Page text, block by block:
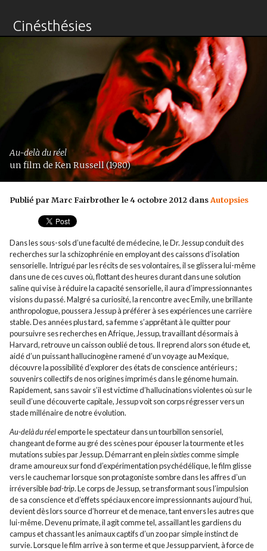
Cinésthésies
Au-delà du réel
un film de Ken Russell (1980)
Publié par Marc Fairbrother le 4 octobre 2012 dansAutopsies
Dans les sous-sols d’une faculté de médecine, le Dr. Jessup conduit des
recherches sur la schizophrénie en employant des caissons d’isolation
sensorielle. Intrigué par les récits de ses volontaires, il se glissera lui-même
dans une de ces cuves où, flottant des heures durant dans une solution
saline qui vise à réduire la capacité sensorielle, il aura d’impressionnantes
visions du passé. Malgré sa curiosité, la rencontre avec Emily, une brillante
anthropologue, poussera Jessup à préférer à ses expériences une carrière
stable. Des années plus tard, sa femme s’apprêtant à le quitter pour
poursuivre ses recherches en Afrique, Jessup, travaillant désormais à
Harvard, retrouve un caisson oublié de tous. Il reprend alors son étude et,
aidé d’un puissant hallucinogène ramené d’un voyage au Mexique,
découvre la possibilité d’explorer des états de conscience antérieurs ;
souvenirs collectifs de nos origines imprimés dans le génome humain.
Rapidement, sans savoir s’il est victime d’hallucinations violentes où sur le
seuil d’une découverte capitale, Jessup voit son corps régresser vers un
stade millénaire de notre évolution.
Au-delà du réelemporte le spectateur dans un tourbillon sensoriel,
changeant de forme au gré des scènes pour épouser la tourmente et les
mutations subies par Jessup. Démarrant en pleinsixtiescomme simple
drame amoureux sur fond d’expérimentation psychédélique, le film glisse
vers le cauchemar lorsque son protagoniste sombre dans les affres d’un
irréversiblebad-trip. Le corps de Jessup, se transformant sous l’impulsion
de sa conscience et d’effets spéciaux encore impressionnants aujourd’hui,
devient dès lors source d’horreur et de menace, tant envers les autres que
lui-même. Devenu primate, il agit comme tel, assaillant les gardiens du
campus et chassant les animaux captifs d’un zoo par simple instinct de
survie. Lorsque le film arrive à son terme et que Jessup parvient, à force de